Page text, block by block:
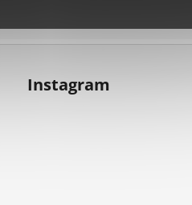
Instagram